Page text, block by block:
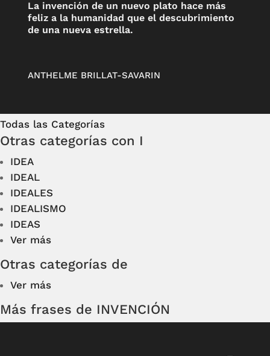
La invención de un nuevo plato hace más
feliz a la humanidad que el descubrimiento
de una nueva estrella.
ANTHELME BRILLAT-SAVARIN
Todas las Categorías
Otras categorías con I
IDEA
IDEAL
IDEALES
IDEALISMO
IDEAS
Ver más
Otras categorías de
Ver más
Más frases de INVENCIÓN